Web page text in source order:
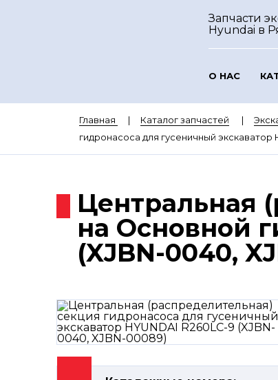
Запчасти
Hyundai в
О НАС
Главная Каталог запчастей
гидронасоса для гусеничный экскаватор
Центральная
на Основной
(XJBN-0040,